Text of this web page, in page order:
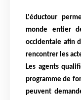
L'éductour
monde entier
occidentale afin
rencontrer les
Les agents
programme de
peuvent